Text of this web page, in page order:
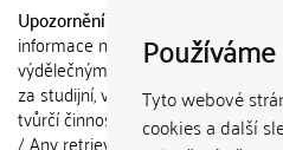
Tyto webové
cookies a další
Upozornění / Notice:
informace nemohou být použity k
výdělečným účelům nebo
za studijní, vědeckou nebo jinou
tvůrčí činnost jiné osoby než
/ Any retrieved information shall